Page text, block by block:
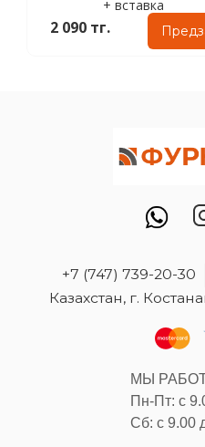
+ вставка
2 090 тг.
+7 (747) 739-20-30
Казахстан, г.
МЫ
Пн-Пт: с
Сб: с 9.00